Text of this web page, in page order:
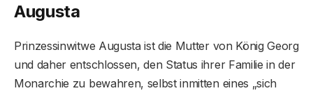
Augusta
Prinzessinwitwe Augusta ist die Mutter von König Georg
und daher entschlossen, den Status ihrer Familie in der
Monarchie zu bewahren, selbst inmitten eines „sich